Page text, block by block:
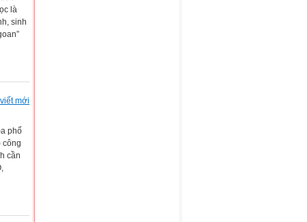
là
sinh
mới
phổ
công
cần